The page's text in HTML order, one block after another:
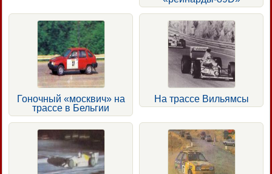
Гоночный «москвич» на
трассе в Бельгии
На трассе Вильямсы